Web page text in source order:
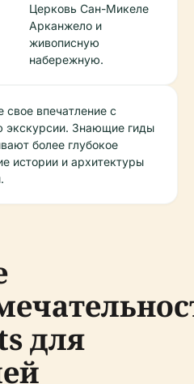
Церковь Сан-Микеле
Арканжело и
живописную
набережную.
свое впечатление с
Знающие гиды
более глубокое
истории и архитектуры
для